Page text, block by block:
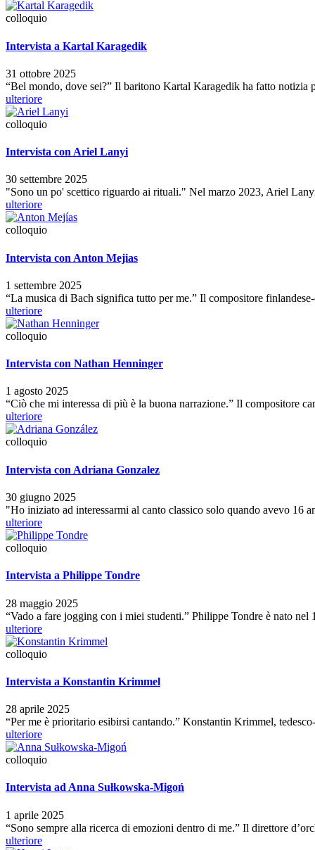
colloquio
Intervista a Kartal Karagedik
31 ottobre 2025
“Bel mondo, dove sei?” Il baritono Kartal Karagedik ha fatto
ulteriore
colloquio
Intervista con Ariel Lanyi
30 settembre 2025
"Sono un po' scettico riguardo ai rituali." Nel marzo 2023, Ariel
ulteriore
colloquio
Intervista con Anton Mejias
1 settembre 2025
“La musica di Bach significa tutto per me.” Il compositore
ulteriore
colloquio
Intervista con Nathan Henninger
1 agosto 2025
“Ciò che mi interessa di più è la buona narrazione.” Il compositore
ulteriore
colloquio
Intervista con Adriana Gonzalez
30 giugno 2025
"Ho iniziato ad interessarmi al canto classico solo quando avevo 16
ulteriore
colloquio
Intervista a Philippe Tondre
28 maggio 2025
“Vado a fare jogging con i miei studenti.” Philippe Tondre è nato
ulteriore
colloquio
Intervista a Konstantin Krimmel
28 aprile 2025
“Per me è prioritario esibirsi cantando.” Konstantin Krimmel,
ulteriore
colloquio
Intervista ad Anna Sułkowska-Migoń
1 aprile 2025
“Sono sempre alla ricerca di emozioni dentro di me.” Il direttore
ulteriore